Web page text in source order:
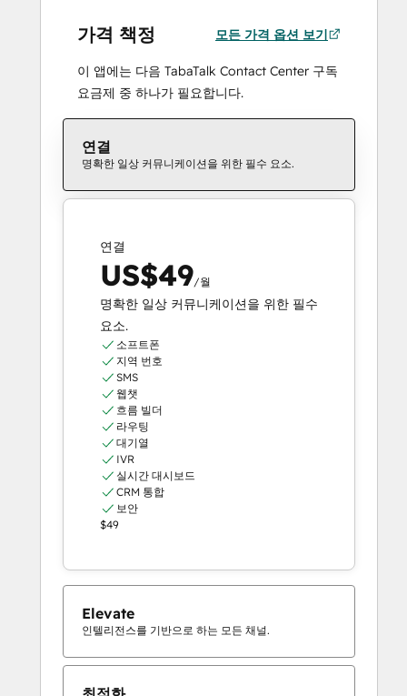
가격 책정 모든 가격 옵션 보기
이 앱에는 다음 TabaTalk Contact Center 구독
요금제 중 하나가 필요합니다.
연결
명확한 일상 커뮤니케이션을 위한 필수 요소.
연결
US$49/월
명확한 일상 커뮤니케이션을 위한 필수
요소.
소프트폰
지역 번호
SMS
웹챗
흐름 빌더
라우팅
대기열
IVR
실시간 대시보드
CRM 통합
보안
$49
Elevate
인텔리전스를 기반으로 하는 모든 채널.